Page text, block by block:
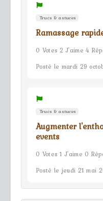
Trucs & astuces
Ramassage
0 Votes 2 J'aime 4
Posté le mardi 29
Trucs & astuces
Augmenter
events
0 Votes 1 J'aime 0
Posté le jeudi 21 mai